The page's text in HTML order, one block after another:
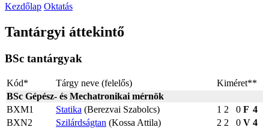
Kezdőlap Oktatás
Tantárgyi áttekintő
BSc tantárgyak
Kód* Tárgy neve (felelős)
Kiméret**
BSc Gépész- és Mechatronikai mérnök
BXM1
Statika (Berezvai Szabolcs) 1 2 0 F 4
BXN2
Szilárdságtan (Kossa Attila) 2 2 0 V 4